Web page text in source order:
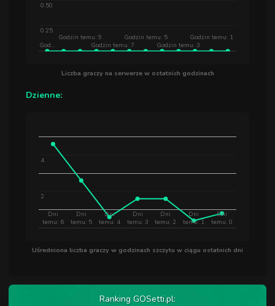
God…
Godzin temu: 9
Godzin temu: 7
Godzin temu: 5
Godzin temu: 3
Godzin temu: 1
0.25
0.50
Liczba graczy na serwerze w ostatnich godzinach
Dzienne:
temu: 6
Dni
temu: 5
Dni
temu: 4
Dni
temu: 3
Dni
temu: 2
Dni
temu: 1
Dni
temu: 0
Dni
2
4
Uśredniona liczba graczy w godzinach szczytu w ciągu ostatnich dni
Ranking GOSetti.pl: